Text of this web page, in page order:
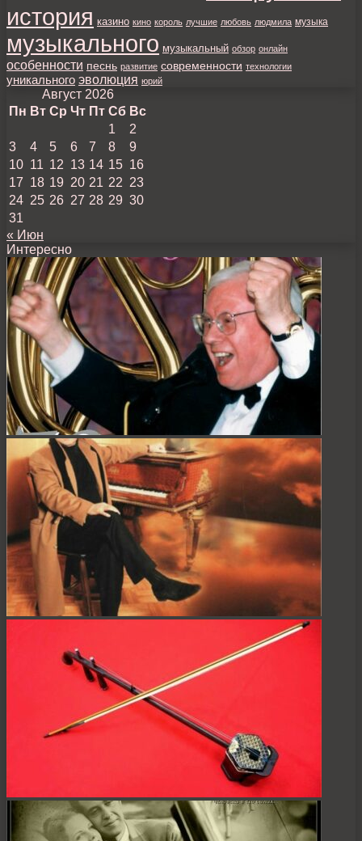
история казино кино король лучшие любовь людмила музыка
музыкального музыкальный обзор онлайн
особенности песнь развитие современности технологии
уникального эволюция юрий
Август 2026
Пн Вт Ср Чт Пт Сб Вс
1
2
3
4 5 6 7 8
9
10 11 12 13 14 15 16
17 18 19 20 21 22 23
24 25 26 27 28 29 30
31
« Июн
Интересно